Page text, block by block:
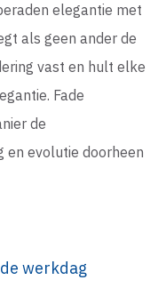
elegantie met
als geen ander de
vast en hult elke
Fade
de
en evolutie doorheen
werkdag